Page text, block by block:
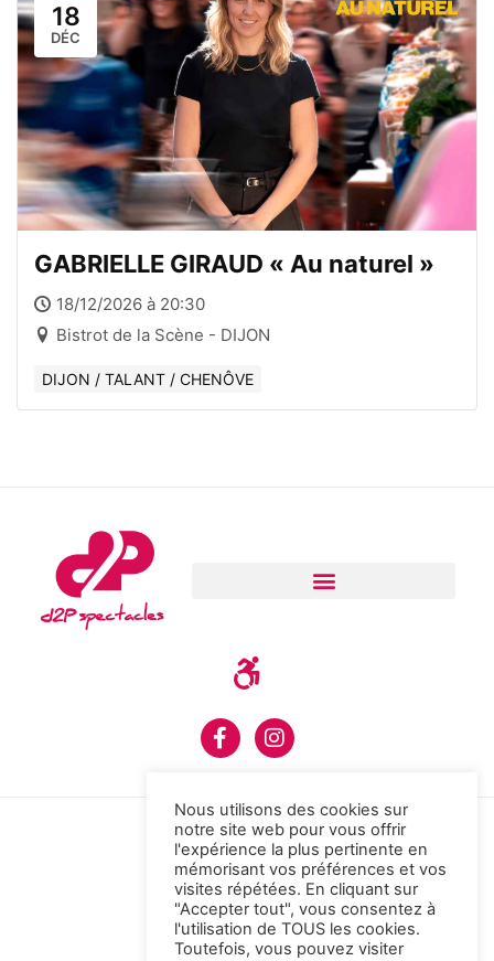
18
DÉC
GABRIELLE GIRAUD « Au naturel »
18/12/2026 à 20:30
Bistrot de la Scène - DIJON
DIJON / TALANT / CHENÔVE
Nous utilisons des cookies sur
notre site web pour vous offrir
l'expérience la plus pertinente en
mémorisant vos préférences et vos
visites répétées. En cliquant sur
"Accepter tout", vous consentez à
l'utilisation de TOUS les cookies.
Toutefois, vous pouvez visiter